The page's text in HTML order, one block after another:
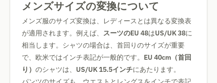
メンズサイズの変換について
メンズ服のサイズ変換は、レディースとは異なる変換表
が適用されます。例えば、 スーツのEU 48はUS/UK 38に
相当します。シャツの場合は、首回りのサイズが重要
で、欧米ではインチ表記が一般的です。 EU 40cm（首回
り） のシャツは、 US/UK 15.5インチにあたります。